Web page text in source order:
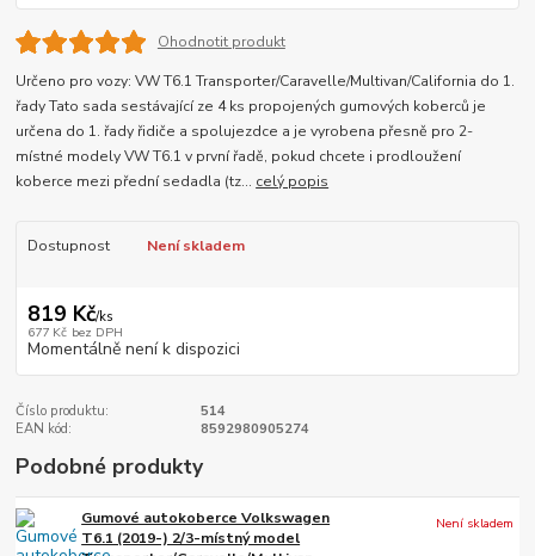
Ohodnotit produkt
Určeno pro vozy: VW T6.1 Transporter/Caravelle/Multivan/California do 1.
řady Tato sada sestávající ze 4 ks propojených gumových koberců je
určena do 1. řady řidiče a spolujezdce a je vyrobena přesně pro 2-
místné modely VW T6.1 v první řadě, pokud chcete i prodloužení
koberce mezi přední sedadla (tz... celý popis
Dostupnost Není skladem
819 Kč/ks
677 Kč bez DPH
Momentálně není k dispozici
Číslo produktu:
514
EAN kód:
8592980905274
Podobné produkty
Gumové autokoberce Volkswagen
T6.1 (2019-) 2/3-místný model
Není skladem